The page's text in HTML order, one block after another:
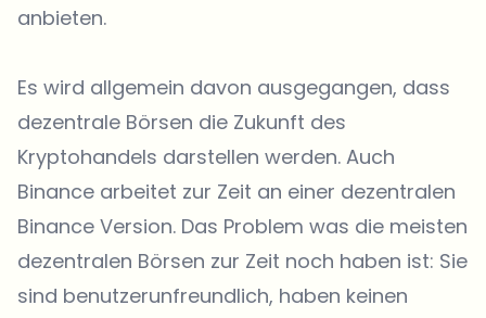
anbieten.
Es wird allgemein davon ausgegangen, dass
dezentrale Börsen die Zukunft des
Kryptohandels darstellen werden. Auch
Binance arbeitet zur Zeit an einer dezentralen
Binance Version. Das Problem was die meisten
dezentralen Börsen zur Zeit noch haben ist: Sie
sind benutzerunfreundlich, haben keinen